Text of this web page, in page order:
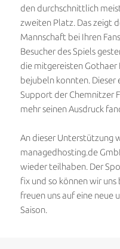
den durchschnittlich
zweiten Platz. Das zeigt
Mannschaft bei Ihren
Besucher des Spiels
die mitgereisten Gothaer
bejubeln konnten.
Support der Chemnitzer
mehr seinen Ausdruck
An dieser Unterstützung
managedhosting.de
wieder teilhaben. Der
fix und so können wir
freuen uns auf eine neue
Saison.